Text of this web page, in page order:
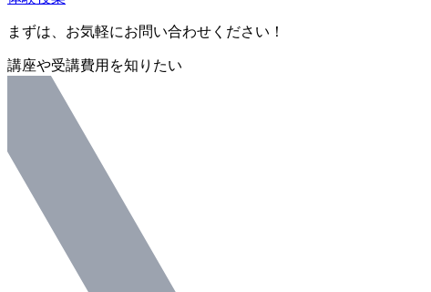
まずは、お気軽にお問い合わせください！
講座や受講費用を知りたい